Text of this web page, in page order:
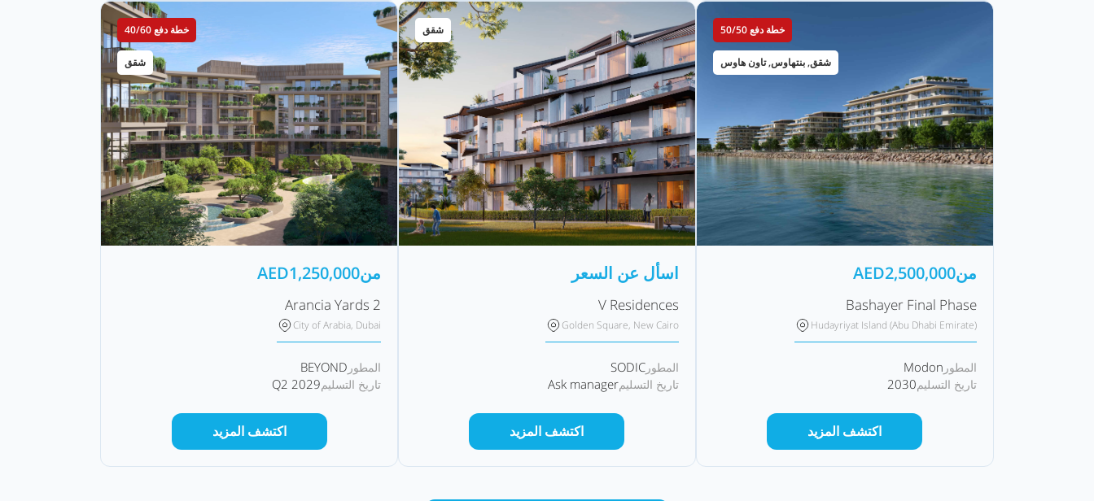
خطة دفع 40/60
شقق
من AED1,250,000
Arancia Yards 2
City of Arabia, Dubai
المطور BEYOND
تاريخ التسليمQ2 2029
اكتشف المزيد
شقق
اسأل عن السعر
V Residences
Golden Square, New Cairo
المطورSODIC
تاريخ التسليمAsk manager
اكتشف المزيد
خطة دفع 50/50
شقق, بنتهاوس, تاون هاوس
من AED2,500,000
Bashayer Final Phase
Hudayriyat Island (Abu Dhabi Emirate)
المطور Modon
تاريخ التسليم2030
اكتشف المزيد